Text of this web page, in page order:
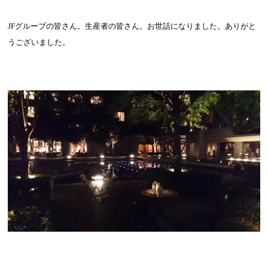
JFグループの皆さん。生産者の皆さん。お世話になりました。ありがと
うございました。